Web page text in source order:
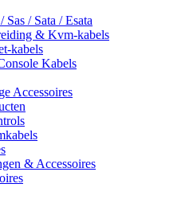
/ Sata / Esata
& Kvm-kabels
kabels
Kabels
Accessoires
& Accessoires